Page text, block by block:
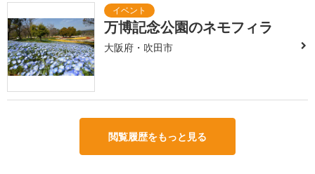
万博記念公園のネモフィラ
大阪府・吹田市
閲覧履歴をもっと見る